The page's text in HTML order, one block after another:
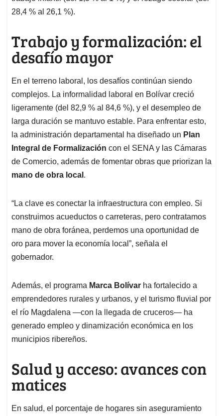
28,4 % al 26,1 %).
Trabajo y formalización: el
desafío mayor
En el terreno laboral, los desafíos continúan siendo
complejos. La informalidad laboral en Bolívar creció
ligeramente (del 82,9 % al 84,6 %), y el desempleo de
larga duración se mantuvo estable. Para enfrentar esto,
la administración departamental ha diseñado un Plan
Integral de Formalización con el SENA y las Cámaras
de Comercio, además de fomentar obras que priorizan la
mano de obra local .
“La clave es conectar la infraestructura con empleo. Si
construimos acueductos o carreteras, pero contratamos
mano de obra foránea, perdemos una oportunidad de
oro para mover la economía local”, señala el
gobernador.
Además, el programa Marca Bolívar ha fortalecido a
emprendedores rurales y urbanos, y el turismo fluvial por
el río Magdalena —con la llegada de cruceros— ha
generado empleo y dinamización económica en los
municipios ribereños.
Salud y acceso: avances con
matices
En salud, el porcentaje de hogares sin aseguramiento